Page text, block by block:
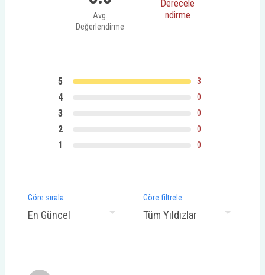
Avg.
Değerlendirme
Derecele
ndirme
5 3
4 0
3 0
2 0
1 0
Göre sırala Göre filtrele